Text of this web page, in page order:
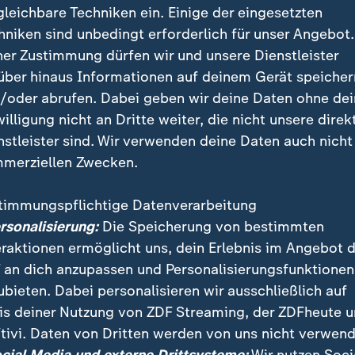
zu EU-Außenbeauftragter Kaja Kallas ab.
Regime in Südafrika verglichen haben.
kommentiert.
Techniken ein. Einige der eingesetzten
sind unbedingt erforderlich für unser
Zustimmung dürfen wir und unsere Dienstleister
hinaus Informationen auf deinem Gerät
oder abrufen. Dabei geben wir deine Daten ohne
nicht an Dritte weiter, die nicht unsere
sind. Wir verwenden deine Daten auch nicht
Zwecken.
Datenverarbeitung
Die Speicherung von bestimmten
ermöglicht uns, dein Erlebnis im Angebot
an dich anzupassen und Personalisierungsfunktionen
Dabei personalisieren wir ausschließlich auf
deiner Nutzung von ZDF Streaming, der ZDFheute
Daten von Dritten werden von uns nicht